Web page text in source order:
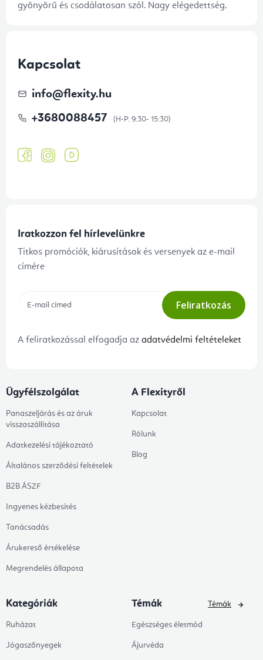
gyönyörű és csodálatosan szól. Nagy elégedettség.
Kapcsolat
info@flexity.hu
+3680088457
Iratkozzon fel hírlevelünkre
Titkos promóciók, kiárusítások és versenyek az e-mail
címére
Feliratkozás
A feliratkozással elfogadja az adatvédelmi feltételeket
Ügyfélszolgálat
Panaszeljárás és az áruk
visszaszállítása
Adatkezelési tájékoztató
Általános szerződési feltételek
B2B ÁSZF
Ingyenes kézbesítés
Tanácsadás
Árukereső értékelése
Megrendelés állapota
A Flexityről
Kapcsolat
Rólunk
Blog
Kategóriák
Ruházat
Jógaszőnyegek
Témák
Egészséges életmód
Ájurvéda
Témák